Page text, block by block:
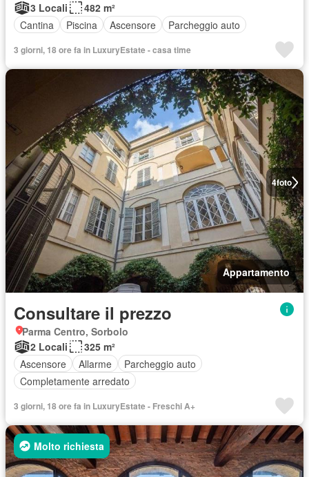
3 Locali
482 m²
Cantina
Piscina Ascensore Parcheggio auto
3 giorni, 18 ore fa in LuxuryEstate - casa time
4foto
Appartamento
Consultare il prezzo
Parma Centro, Sorbolo
2 Locali
325 m²
Ascensore
Allarme
Parcheggio auto
Completamente arredato
3 giorni, 18 ore fa in LuxuryEstate - Freschi A+
Molto richiesta